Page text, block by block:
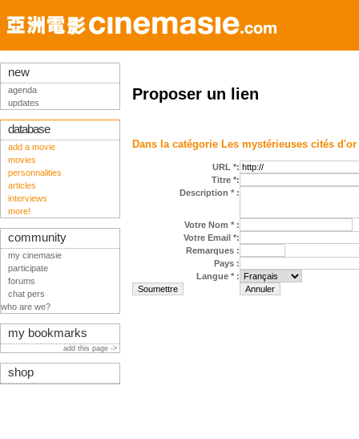
Proposer un lien
Dans la catégorie Les mystérieuses cités d'or
URL *:
Titre *:
Description * :
Votre Nom * :
Votre Email *:
Remarques :
Pays :
Langue * :
new
agenda
updates
database
add a movie
movies
personnalities
articles
interviews
more!
community
my cinemasie
participate
forums
chat pers
who are we?
my bookmarks
add this page ->
shop